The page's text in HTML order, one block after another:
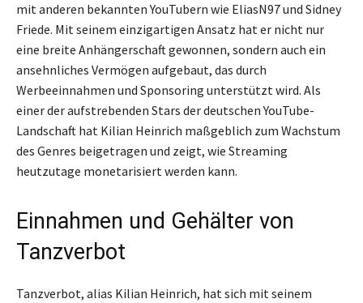
mit anderen bekannten YouTubern wie EliasN97 und Sidney
Friede. Mit seinem einzigartigen Ansatz hat er nicht nur
eine breite Anhängerschaft gewonnen, sondern auch ein
ansehnliches Vermögen aufgebaut, das durch
Werbeeinnahmen und Sponsoring unterstützt wird. Als
einer der aufstrebenden Stars der deutschen YouTube-
Landschaft hat Kilian Heinrich maßgeblich zum Wachstum
des Genres beigetragen und zeigt, wie Streaming
heutzutage monetarisiert werden kann.
Einnahmen und Gehälter von
Tanzverbot
Tanzverbot, alias Kilian Heinrich, hat sich mit seinem